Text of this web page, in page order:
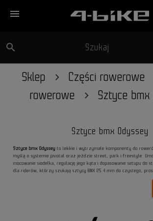
menu
search Szukaj
Sklep Części rowerowe
rowerowe
Sztyce bmx
Sztyce bmx Odyssey
Sztyce bmx Odysseyto lekkie i wytrzymałe komponenty do
myślą o systemie pivotal oraz jeździe street, park i freestyle.
mocowanie siodełka, regulację jego kąta i dopasowanie setupu do
dla riderów, którzy szukają sztycy BMX 25.4 mm do czystego,